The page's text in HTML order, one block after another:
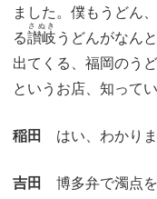
ました。僕もうどん
る讃岐
さぬき
うどんがなん
出てくる、福岡のう
というお店、知って
稲田 はい、わかりま
吉田 博多弁で濁点